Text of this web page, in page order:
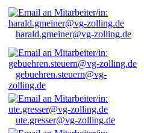
harald.gmeiner@vg-zolling.de
gebuehren.steuern@vg-
zolling.de
ute.gresser@vg-zolling.de